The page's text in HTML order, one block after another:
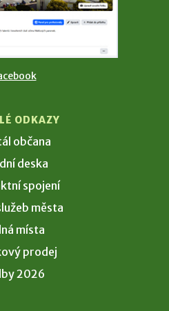
ODKAZY
občana
deska
spojení
města
místa
prodej
2026